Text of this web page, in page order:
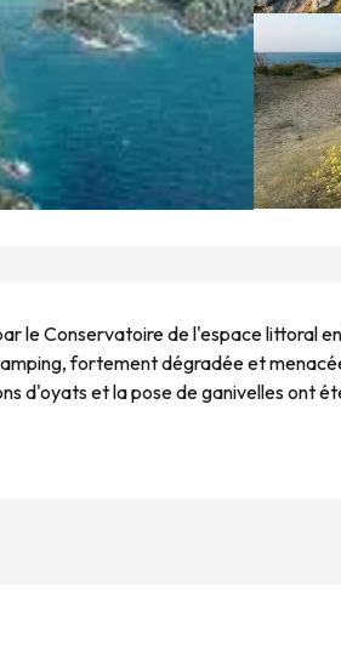
le Conservatoire de l'espace littoral
fortement dégradée et
d'oyats et la pose de ganivelles ont